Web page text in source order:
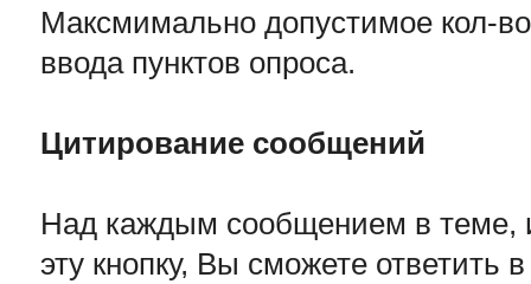
Максмимально допустимое кол-
ввода пунктов опроса.
Цитирование сообщений
Над каждым сообщением в теме,
эту кнопку, Вы сможете ответить